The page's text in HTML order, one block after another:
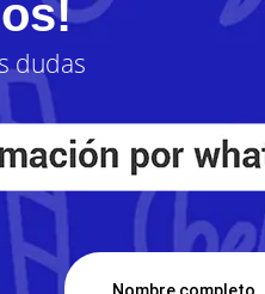
dudas